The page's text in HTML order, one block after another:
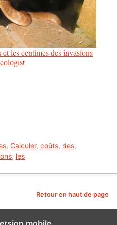
les centimes des invasions
, Calculer, coûts, des,
, les
Retour en haut de page